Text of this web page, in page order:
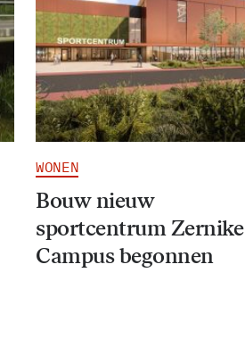
WONEN
Bouw nieuw
sportcentrum Zernike
Campus begonnen